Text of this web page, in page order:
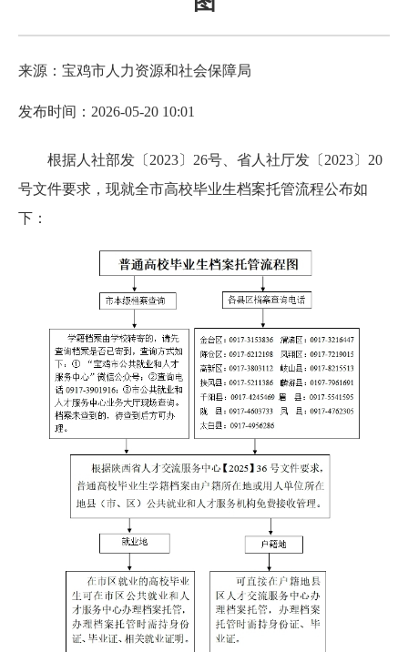
来源：宝鸡市人力资源和社会保障局
发布时间：2026-05-20 10:01
根据人社部发〔2023〕26号、省人社厅发〔2023〕20
号文件要求，现就全市高校毕业生档案托管流程公布如
下：‍